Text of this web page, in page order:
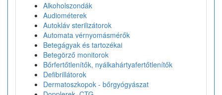
Alkoholszondák
Audiométerek
Autokláv sterilizátorok
Automata vérnyomásmérők
Betegágyak és tartozékai
Betegörző monitorok
Bőrfertőtlenítők, nyálkahártyafertőtlenítők
Defibrillátorok
Dermatoszkopok - bőrgyógyászat